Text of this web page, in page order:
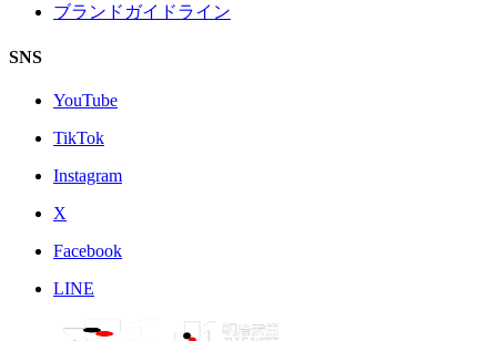
ブランドガイドライン
SNS
YouTube
TikTok
Instagram
X
Facebook
LINE